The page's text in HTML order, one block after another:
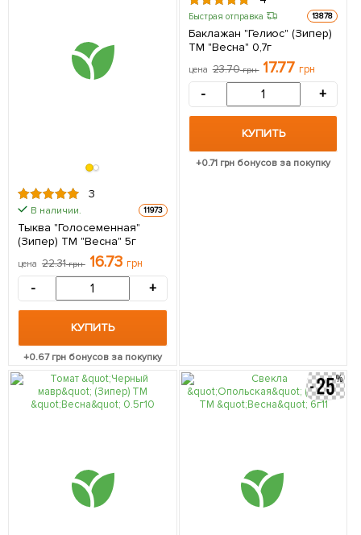
3
В наличии. 11973
Тыква "Голосеменная"
(Зипер) ТМ "Весна" 5г
цена 22.31грн 16.73 грн
- +
КУПИТЬ
+0.67грн бонусов за покупку
Быстрая отправка 13878
Баклажан "Гелиос" (Зипер)
ТМ "Весна" 0,7г
цена 23.70грн 17.77 грн
- +
КУПИТЬ
+0.71 грн бонусов за покупку